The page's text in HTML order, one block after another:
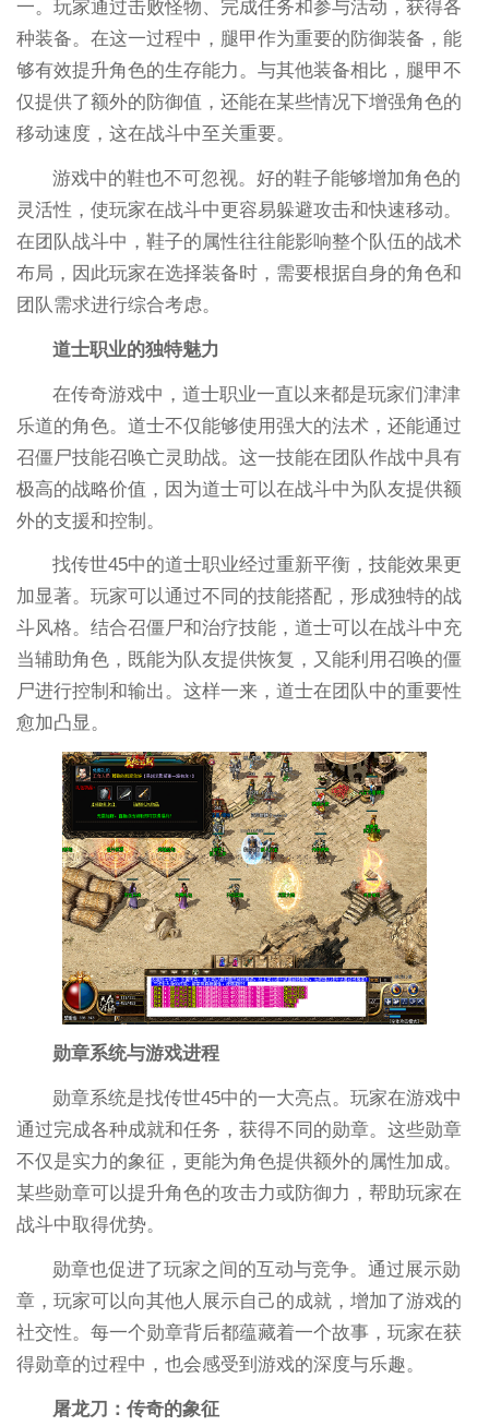
一。玩家通过击败怪物、完成任务和参与活动，获得各
种装备。在这一过程中，腿甲作为重要的防御装备，能
够有效提升角色的生存能力。与其他装备相比，腿甲不
仅提供了额外的防御值，还能在某些情况下增强角色的
移动速度，这在战斗中至关重要。
游戏中的鞋也不可忽视。好的鞋子能够增加角色的
灵活性，使玩家在战斗中更容易躲避攻击和快速移动。
在团队战斗中，鞋子的属性往往能影响整个队伍的战术
布局，因此玩家在选择装备时，需要根据自身的角色和
团队需求进行综合考虑。
道士职业的独特魅力
在传奇游戏中，道士职业一直以来都是玩家们津津
乐道的角色。道士不仅能够使用强大的法术，还能通过
召僵尸技能召唤亡灵助战。这一技能在团队作战中具有
极高的战略价值，因为道士可以在战斗中为队友提供额
外的支援和控制。
找传世45中的道士职业经过重新平衡，技能效果更
加显著。玩家可以通过不同的技能搭配，形成独特的战
斗风格。结合召僵尸和治疗技能，道士可以在战斗中充
当辅助角色，既能为队友提供恢复，又能利用召唤的僵
尸进行控制和输出。这样一来，道士在团队中的重要性
愈加凸显。
勋章系统与游戏进程
勋章系统是找传世45中的一大亮点。玩家在游戏中
通过完成各种成就和任务，获得不同的勋章。这些勋章
不仅是实力的象征，更能为角色提供额外的属性加成。
某些勋章可以提升角色的攻击力或防御力，帮助玩家在
战斗中取得优势。
勋章也促进了玩家之间的互动与竞争。通过展示勋
章，玩家可以向其他人展示自己的成就，增加了游戏的
社交性。每一个勋章背后都蕴藏着一个故事，玩家在获
得勋章的过程中，也会感受到游戏的深度与乐趣。
屠龙刀：传奇的象征